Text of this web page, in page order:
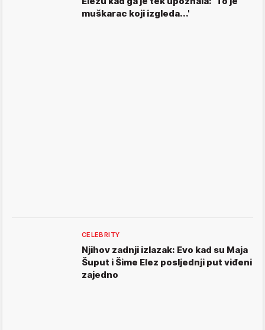
muškarac koji izgleda...'
CELEBRITY
Njihov zadnji izlazak: Evo kad su Maja
Šuput i Šime Elez posljednji put viđeni
zajedno